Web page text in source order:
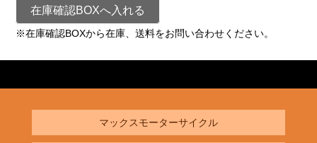
在庫確認BOXへ入れる
※在庫確認BOXから在庫、送料をお問い合わせください。
マックスモーターサイクル